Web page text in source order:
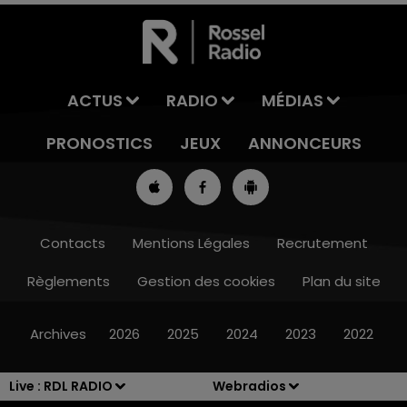
Live : RDL RADIO Webradios
8h00 - 10h00
ACTUS RADIO
MÉDIAS
PRONOSTICS
JEUX ANNONCEURS
Contacts Mentions Légales
Recrutement
Règlements
Gestion des cookies Plan du site
Archives 2026 2025 2024 2023 2022